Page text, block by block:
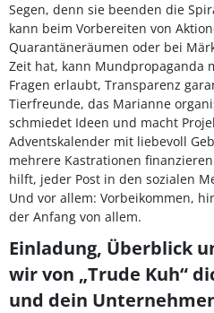
Segen, denn sie beenden die
kann beim Vorbereiten von
Quarantäneräumen oder bei
Zeit hat, kann Mundpropaganda
Fragen erlaubt, Transparenz
Tierfreunde, das Marianne
schmiedet Ideen und macht
Adventskalender mit liebevoll
mehrere Kastrationen
hilft, jeder Post in den sozialen
Und vor allem: Vorbeikommen,
der Anfang von allem.
Einladung, Überblick
wir von „Trude Kuh“
und dein